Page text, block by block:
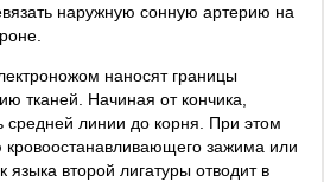
наружную сонную артерию на
наносят границы
тканей. Начиная от кончика,
средней линии до корня. При этом
зажима или
языка второй лигатуры отводит в